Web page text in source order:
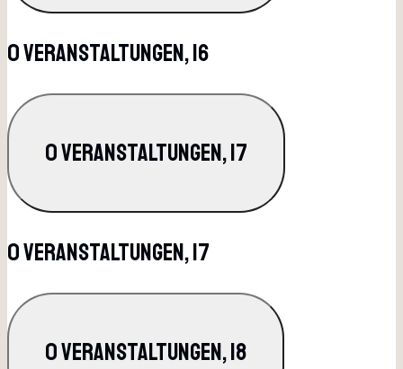
0 Veranstaltungen,16
0 Veranstaltungen,17
0 Veranstaltungen,17
0 Veranstaltungen,18